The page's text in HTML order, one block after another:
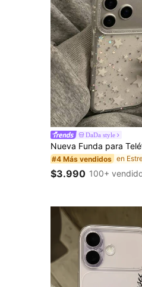
DaDa style
#4 Más vendidos
$3.990 100+